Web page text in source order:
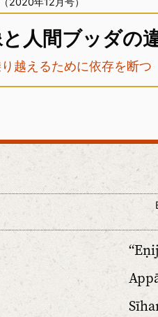
人間ブッダの
越えるために依存を断